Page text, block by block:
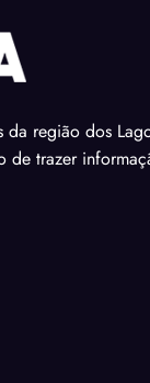
da região dos
de trazer